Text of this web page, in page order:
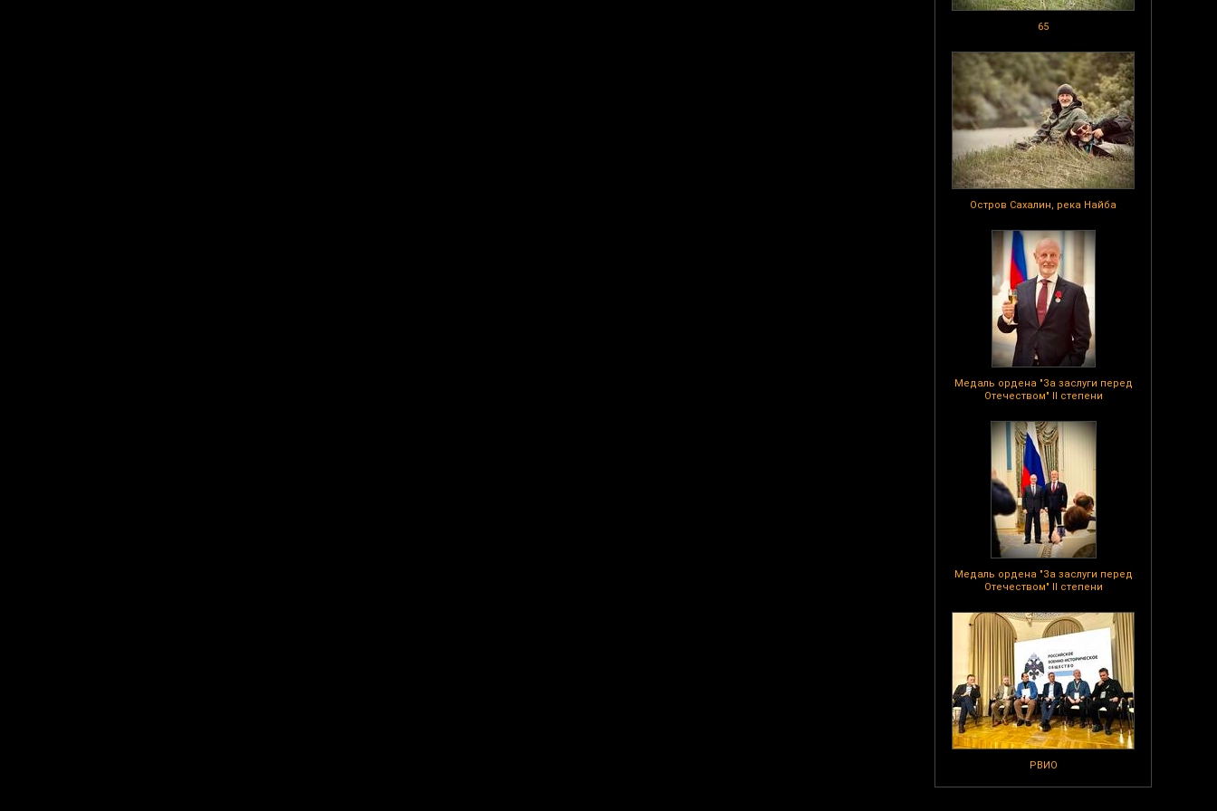
65
Остров Сахалин, река Найба
Медаль ордена "За заслуги перед
Отечеством" II степени
Медаль ордена "За заслуги перед
Отечеством" II степени
РВИО